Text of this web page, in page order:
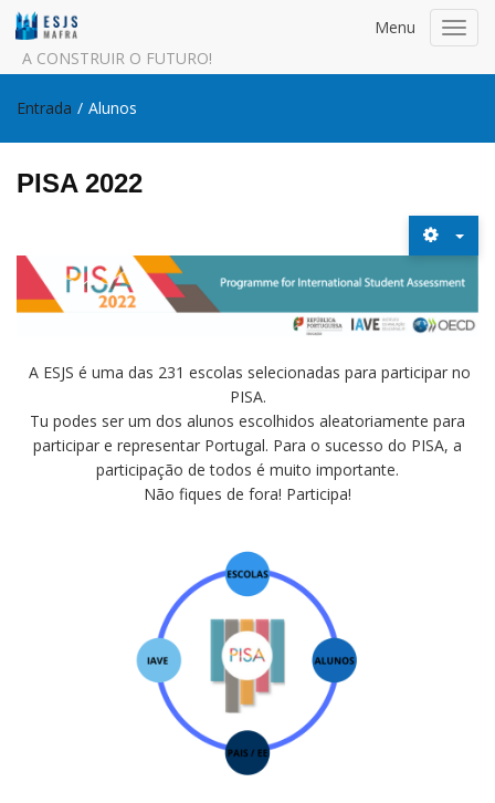
A CONSTRUIR O FUTURO!
Menu
Entrada / Alunos
PISA 2022
A ESJS é uma das 231 escolas selecionadas para participar no
PISA.
Tu podes ser um dos alunos escolhidos aleatoriamente para
participar e representar Portugal. Para o sucesso do PISA, a
participação de todos é muito importante.
Não fiques de fora! Participa!